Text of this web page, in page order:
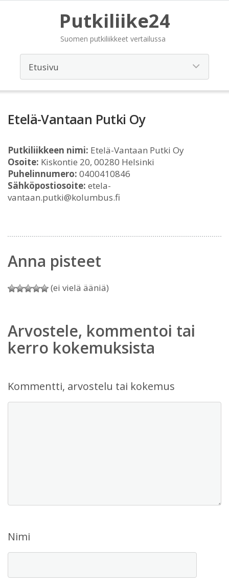
Putkiliike24
Suomen putkiliikkeet vertailussa
Etelä-Vantaan Putki Oy
Putkiliikkeen nimi: Etelä-Vantaan Putki Oy
Osoite: Kiskontie 20, 00280 Helsinki
Puhelinnumero: 0400410846
Sähköpostiosoite: etela-
vantaan.putki@kolumbus.fi
Anna pisteet
(ei vielä ääniä)
Arvostele, kommentoi tai
kerro kokemuksista
Kommentti, arvostelu tai kokemus
Nimi